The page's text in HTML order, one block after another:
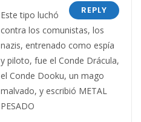
REPLY
Este tipo luchó
contra los comunistas, los
nazis, entrenado como espía
y piloto, fue el Conde Drácula,
el Conde Dooku, un mago
malvado, y escribió METAL
PESADO